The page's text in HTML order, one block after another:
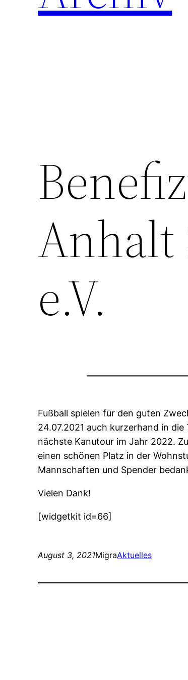
Anhalt
e.V.
Fußball spielen für den guten
24.07.2021 auch kurzerhand in
nächste Kanutour im Jahr 2022.
einen schönen Platz in der
Mannschaften und Spender
Vielen Dank!
[widgetkit id=66]
August 3, 2021MigraAktuelles